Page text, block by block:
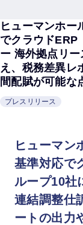
ヒューマンホー
でクラウド
ー 海外拠点リ
え、税務差異レ
間配賦が可能な
プレスリリース
ヒューマン
基準対応で
ループ10社
連結調整仕
ートの出力